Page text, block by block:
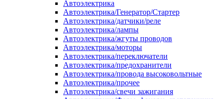
Автоэлектрика
Автоэлектрика/Генератор/Стартер
Автоэлектрика/датчики/реле
Автоэлектрика/лампы
Автоэлектрика/жгуты проводов
Автоэлектрика/моторы
Автоэлектрика/переключатели
Автоэлектрика/предохранители
Автоэлектрика/провода высоковольтные
Автоэлектрика/прочее
Автоэлектрика/свечи зажигания